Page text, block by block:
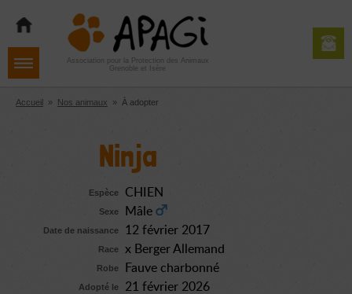
navigation
contenu
Aller
pied
de
Association pour la Protection des Animaux
Grenoble et Isère
Accueil » Nos animaux » À adopter
Ninja
Espèce CHIEN
Sexe Mâle
Date de naissance 12 février 2017
Race x Berger Allemand
Robe Fauve charbonné
Adopté le 21 février 2026